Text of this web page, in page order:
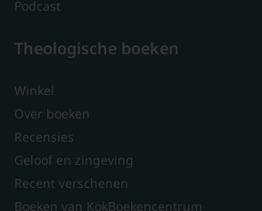
Podcast
Theologische boeken
Winkel
Over boeken
Recensies
Geloof en zingeving
Recent verschenen
Boeken van KokBoekencentrum